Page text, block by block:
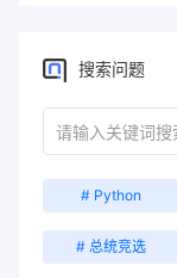
搜索问题
# Python
# 总统竞选